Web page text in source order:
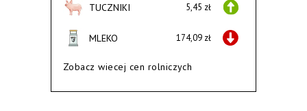
TUCZNIKI 5,45 zł
MLEKO 174,09 zł
Zobacz wiecej cen rolniczych